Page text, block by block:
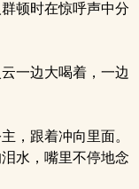
顿时在惊呼声中分
一边大喝着，一边
，跟着冲向里面。
水，嘴里不停地念